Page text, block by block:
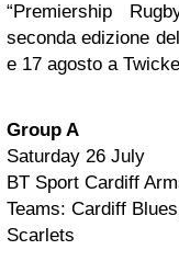
“Premiership
seconda edizione
e 17 agosto a
Group A
Saturday 26 July
BT Sport Cardiff
Teams: Cardiff
Scarlets